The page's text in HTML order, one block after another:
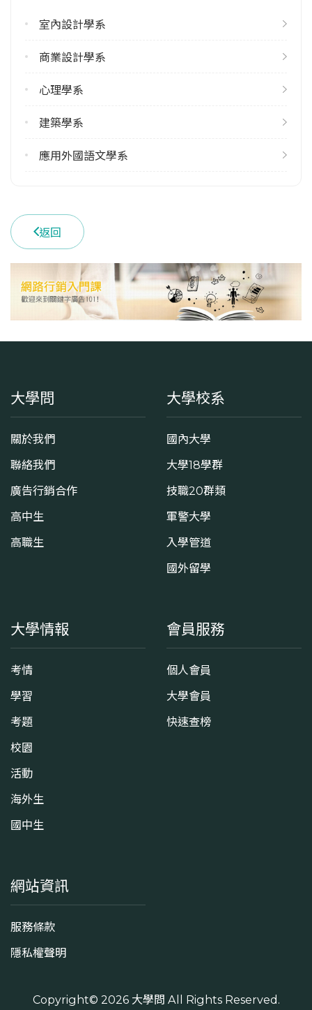
修輔系人數
34
113學年度下學期
113學年度上學期
4
學系電話
(03)2656300
學系地址
桃園市中壢區中北路200號
室內設計學系
商業設計學系
心理學系
建築學系
應用外國語文學系
返回
大學問
關於我們
聯絡我們
廣告行銷合作
高中生
高職生
大學校系
國內大學
大學18學群
技職20群類
軍警大學
入學管道
國外留學
大學情報
考情
學習
考題
校園
活動
海外生
國中生
會員服務
個人會員
大學會員
快速查榜
網站資訊
服務條款
隱私權聲明
Copyright© 2026 大學問 All Rights Reserved.